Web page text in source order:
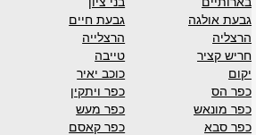
גבעת אולגה
גבעת חיים
הרצליה
הרצלייה
חריש קציר
טייבה
יקום
כוכב יאיר
כפר הס
כפר ויתקין
כפר מונאש
כפר מעש
כפר סבא
כפר קאסם